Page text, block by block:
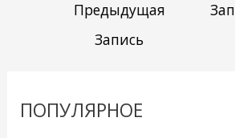
Предыдущая
Запись
ПОПУЛЯРНОЕ